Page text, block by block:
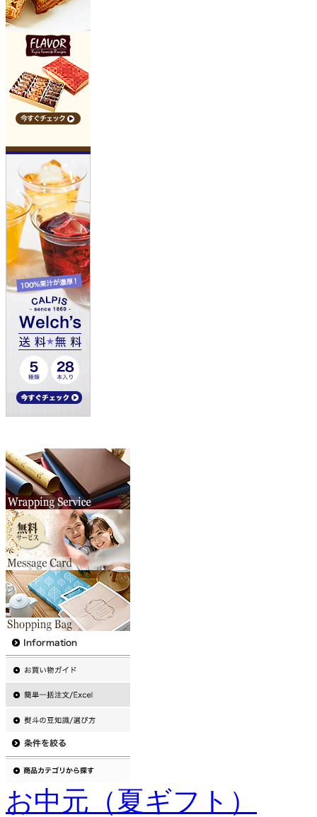
お中元（夏ギフト）